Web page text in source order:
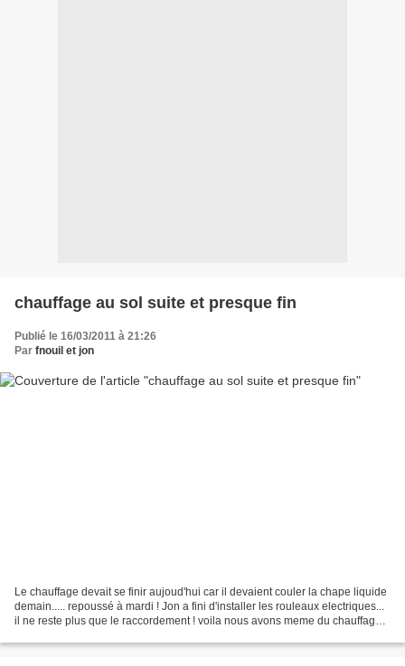
chauffage au sol suite et presque fin
Publié le 16/03/2011 à 21:26
Par fnouil et jon
Le chauffage devait se finir aujoud'hui car il devaient couler la chape liquide
demain..... repoussé à mardi ! Jon a fini d'installer les rouleaux electriques...
il ne reste plus que le raccordement ! voila nous avons meme du chauffage